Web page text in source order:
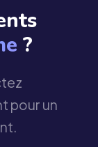
?
pour un